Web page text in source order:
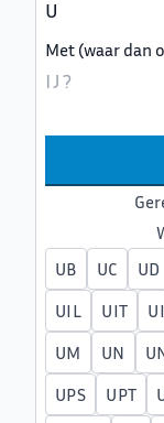
Met (waar dan
UB
UC UD
UIL
UIT
UM
UN
UPS
UPT